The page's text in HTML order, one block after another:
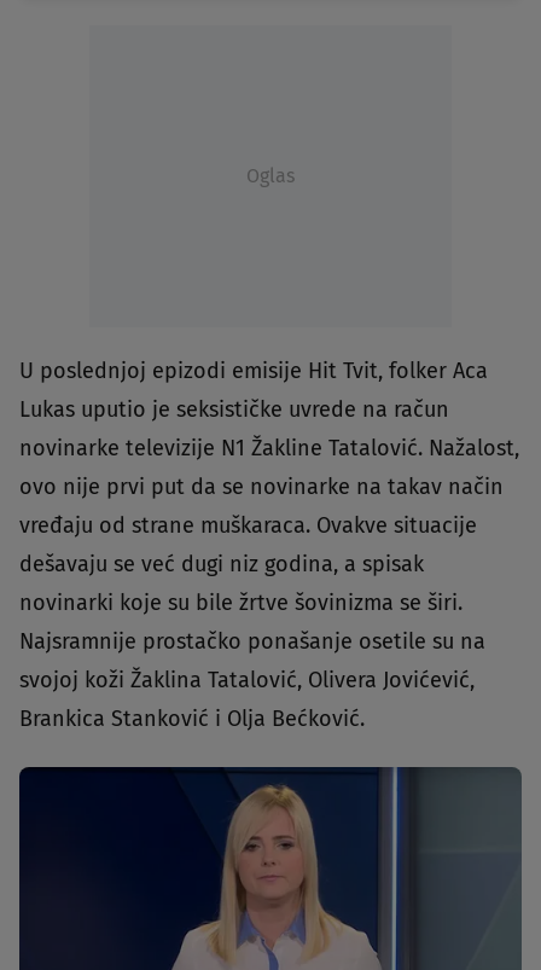
Oglas
U poslednjoj epizodi emisije Hit Tvit, folker Aca
Lukas uputio je seksističke uvrede na račun
novinarke televizije N1 Žakline Tatalović. Nažalost,
ovo nije prvi put da se novinarke na takav način
vređaju od strane muškaraca. Ovakve situacije
dešavaju se već dugi niz godina, a spisak
novinarki koje su bile žrtve šovinizma se širi.
Najsramnije prostačko ponašanje osetile su na
svojoj koži Žaklina Tatalović, Olivera Jovićević,
Brankica Stanković i Olja Bećković.